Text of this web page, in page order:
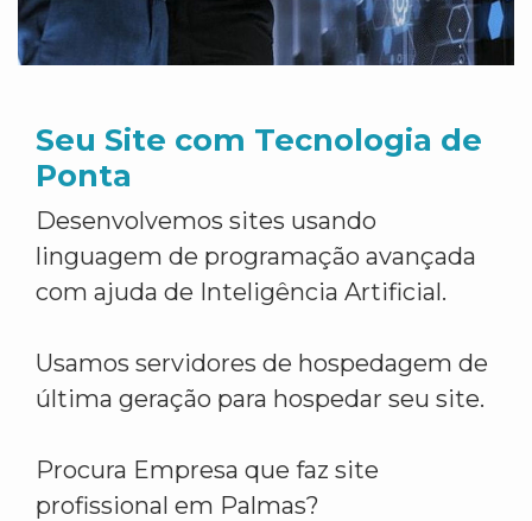
Seu Site com Tecnologia de
Ponta
Desenvolvemos sites usando
linguagem de programação avançada
com ajuda de Inteligência Artificial.
Usamos servidores de hospedagem de
última geração para hospedar seu site.
Procura Empresa que faz site
profissional em Palmas?